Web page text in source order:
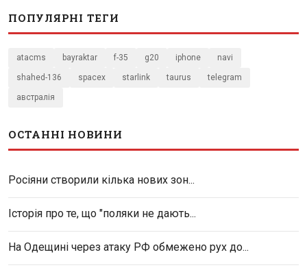
ПОПУЛЯРНІ ТЕГИ
atacms bayraktar f-35 g20 iphone navi
shahed-136 spacex starlink taurus telegram
австралія
ОСТАННІ НОВИНИ
Росіяни створили кілька нових зон...
Історія про те, що "поляки не дають...
На Одещині через атаку РФ обмежено рух до...